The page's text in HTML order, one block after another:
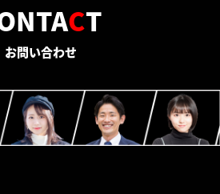
CT
お問い合わせ